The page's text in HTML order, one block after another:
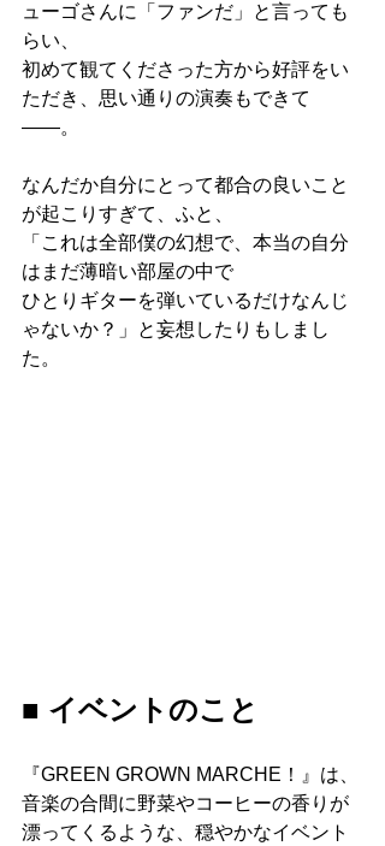
ューゴさんに「ファンだ」と言っても
らい、
初めて観てくださった方から好評をい
ただき、思い通りの演奏もできて
――。
なんだか自分にとって都合の良いこと
が起こりすぎて、ふと、
「これは全部僕の幻想で、本当の自分
はまだ薄暗い部屋の中で
ひとりギターを弾いているだけなんじ
ゃないか？」と妄想したりもしまし
た。
■ イベントのこと
『GREEN GROWN MARCHE！』は、
音楽の合間に野菜やコーヒーの香りが
漂ってくるような、穏やかなイベント